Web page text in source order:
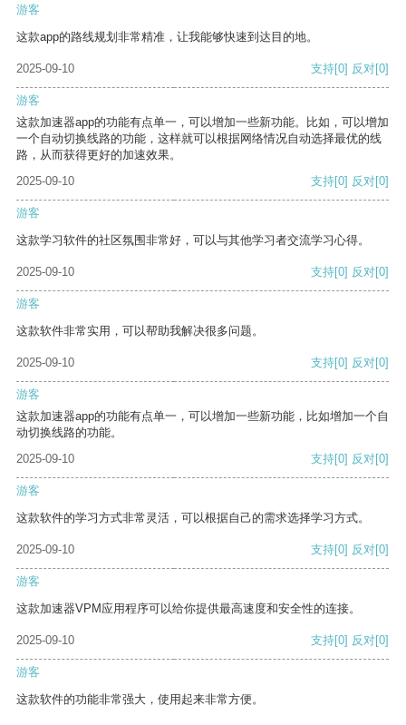
游客
这款app的路线规划非常精准，让我能够快速到达目的地。
2025-09-10 支持[0] 反对[0]
游客
这款加速器app的功能有点单一，可以增加一些新功能。比如，可以增加
一个自动切换线路的功能，这样就可以根据网络情况自动选择最优的线
路，从而获得更好的加速效果。
2025-09-10
支持[0] 反对[0]
游客
这款学习软件的社区氛围非常好，可以与其他学习者交流学习心得。
2025-09-10 支持[0] 反对[0]
游客
这款软件非常实用，可以帮助我解决很多问题。
2025-09-10 支持[0] 反对[0]
游客
这款加速器app的功能有点单一，可以增加一些新功能，比如增加一个自
动切换线路的功能。
2025-09-10
支持[0] 反对[0]
游客
这款软件的学习方式非常灵活，可以根据自己的需求选择学习方式。
2025-09-10 支持[0] 反对[0]
游客
这款加速器VPM应用程序可以给你提供最高速度和安全性的连接。
2025-09-10 支持[0] 反对[0]
游客
这款软件的功能非常强大，使用起来非常方便。